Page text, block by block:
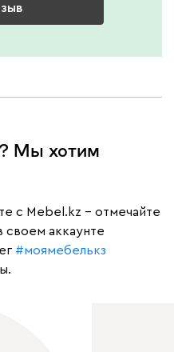
Мы хотим
с Mebel.kz – отмечайте
своем аккаунте
#моямебелькз